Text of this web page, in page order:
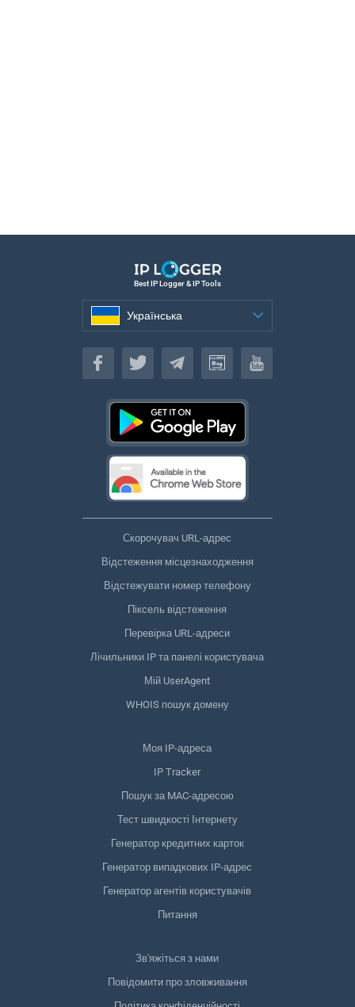
Best IP Logger & IP Tools
Українська
Українська
Скорочувач URL-адрес
Відстеження місцезнаходження
Відстежувати номер телефону
Піксель відстеження
Перевірка URL-адреси
Лічильники IP та панелі користувача
Мій UserAgent
WHOIS пошук домену
Моя IP-адреса
IP Tracker
Пошук за MAC-адресою
Тест швидкості Інтернету
Генератор кредитних карток
Генератор випадкових IP-адрес
Генератор агентів користувачів
Питання
Зв'яжіться з нами
Повідомити про зловживання